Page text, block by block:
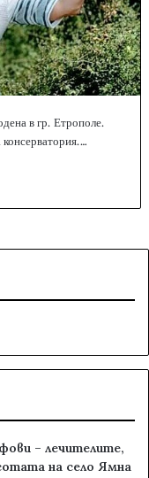
в гр. Етрополе.
– лечителите,
на село Ямна